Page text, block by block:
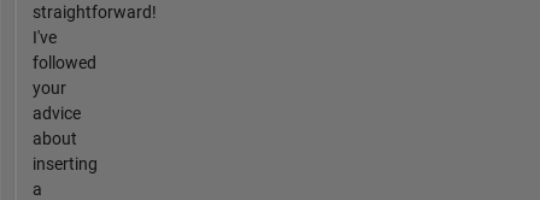
straightforward!
I've
followed
your
advice
about
inserting
a